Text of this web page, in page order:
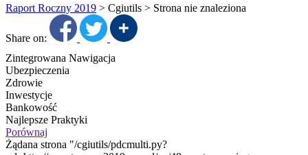
Raport Roczny 2019 > Cgiutils > Strona nie znaleziona
Share on:
Zintegrowana Nawigacja
Ubezpieczenia
Zdrowie
Inwestycje
Bankowość
Najlepsze Praktyki
Porównaj
Żądana strona "/cgiutils/pdcmulti.py?